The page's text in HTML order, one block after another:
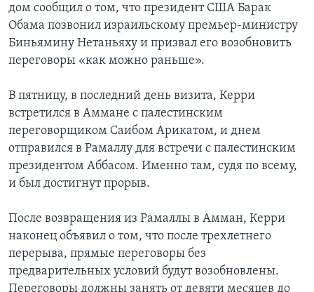
дом сообщил о том, что президент США Барак
Обама позвонил израильскому премьер-министру
Биньямину Нетаньяху и призвал его возобновить
переговоры «как можно раньше».
В пятницу, в последний день визита, Керри
встретился в Аммане с палестинским
переговорщиком Саибом Арикатом, и днем
отправился в Рамаллу для встречи с палестинским
президентом Аббасом. Именно там, судя по всему,
и был достигнут прорыв.
После возвращения из Рамаллы в Амман, Керри
наконец объявил о том, что после трехлетнего
перерыва, прямые переговоры без
предварительных условий будут возобновлены.
Переговоры должны занять от девяти месяцев до